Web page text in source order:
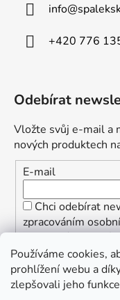
Používáme cookies,
prohlížení webu a
zlepšovali jeho
info@
+420 776
Odebírat
Vložte svůj e-mail a
nových produktech
E-mail
Chci odebírat
zpracováním
informací o
PŘIHLÁSIT SE